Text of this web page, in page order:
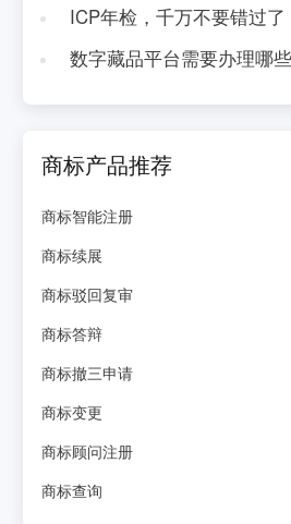
ICP年检，千万不要错过了
数字藏品平台需要办理哪
商标产品推荐
商标智能注册
商标续展
商标驳回复审
商标答辩
商标撤三申请
商标变更
商标顾问注册
商标查询